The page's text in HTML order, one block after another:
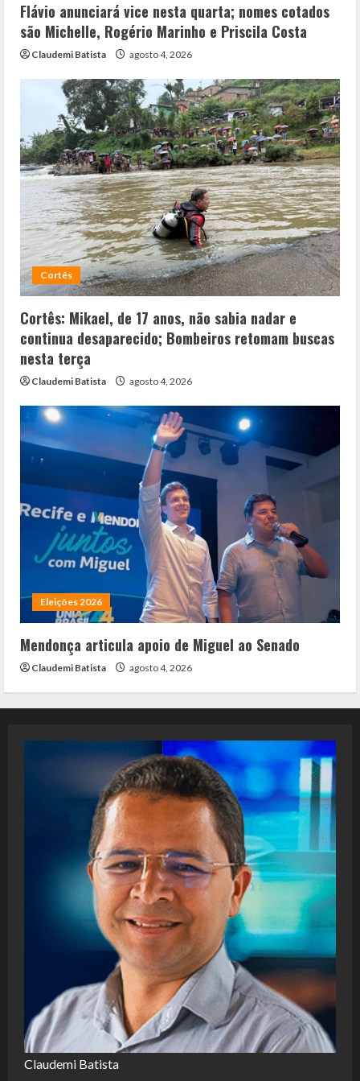
Flávio anunciará vice nesta quarta; nomes cotados
são Michelle, Rogério Marinho e Priscila Costa
Claudemi Batista agosto 4, 2026
Cortês
Cortês: Mikael, de 17 anos, não sabia nadar e
continua desaparecido; Bombeiros retomam buscas
nesta terça
Claudemi Batista agosto 4, 2026
Eleições 2026
Mendonça articula apoio de Miguel ao Senado
Claudemi Batista agosto 4, 2026
Claudemi Batista